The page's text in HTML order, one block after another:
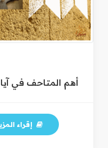
أهم المتاحف في
إقراء